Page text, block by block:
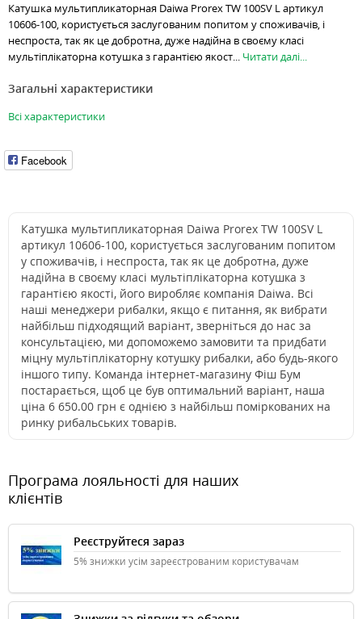
Катушка мультипликаторная Daiwa Prorex TW 100SV L артикул
10606-100, користується заслугованим попитом у споживачів, і
неспроста, так як це добротна, дуже надійна в своєму класі
мультіплікаторна котушка з гарантією якост... Читати далі...
Загальні характеристики
Всі характеристики
Facebook
Катушка мультипликаторная Daiwa Prorex TW 100SV L
артикул 10606-100, користується заслугованим попитом
у споживачів, і неспроста, так як це добротна, дуже
надійна в своєму класі мультіплікаторна котушка з
гарантією якості, його виробляє компанія Daiwa. Всі
наші менеджери рибалки, якщо є питання, як вибрати
найбільш підходящий варіант, зверніться до нас за
консультацією, ми допоможемо замовити та придбати
міцну мультіплікаторну котушку рибалки, або будь-якого
іншого типу. Команда інтернет-магазину Фіш Бум
постарається, щоб це був оптимальний варіант, наша
ціна 6 650.00 грн є однією з найбільш поміркованих на
ринку рибальських товарів.
Програма лояльності для наших
клієнтів
Реєструйтеся зараз
5% знижки усім зареєстрованим користувачам